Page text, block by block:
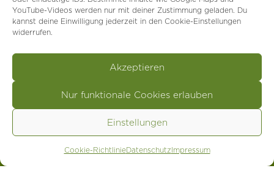
YouTube-Videos werden nur mit deiner Zustimmung geladen. Du
kannst deine Einwilligung jederzeit in den Cookie-Einstellungen
widerrufen.
Akzeptieren
Nur funktionale Cookies erlauben
Einstellungen
Cookie-RichtlinieDatenschutzImpressum
Gartengestaltung+43 680 5040700

 